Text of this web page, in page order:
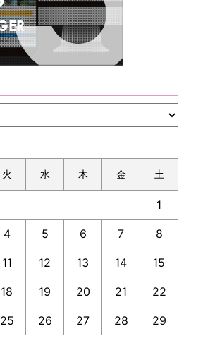
火 水 木 金 土
1
4 5 6 7 8
11 12 13 14 15
18 19 20 21 22
25 26 27 28 29